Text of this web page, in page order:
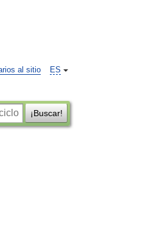
ES
al sitio
¡Buscar!